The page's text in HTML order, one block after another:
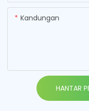
Kandungan
HANTAR